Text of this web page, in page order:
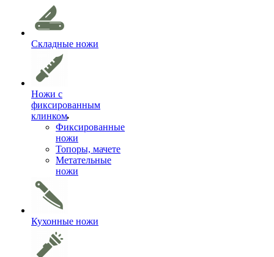
Складные ножи
Ножи с
фиксированным
клинком
Фиксированные
ножи
Топоры, мачете
Метательные
ножи
Кухонные ножи